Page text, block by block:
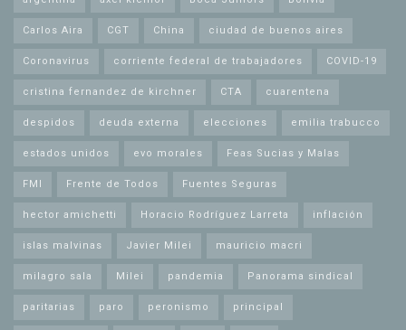
Carlos Aira CGT China ciudad de buenos aires
Coronavirus corriente federal de trabajadores COVID-19
cristina fernandez de kirchner CTA cuarentena
despidos deuda externa elecciones emilia trabucco
estados unidos evo morales Feas Sucias y Malas
FMI Frente de Todos Fuentes Seguras
hector amichetti Horacio Rodríguez Larreta inflación
islas malvinas Javier Milei mauricio macri
milagro sala Milei pandemia Panorama sindical
paritarias paro peronismo principal